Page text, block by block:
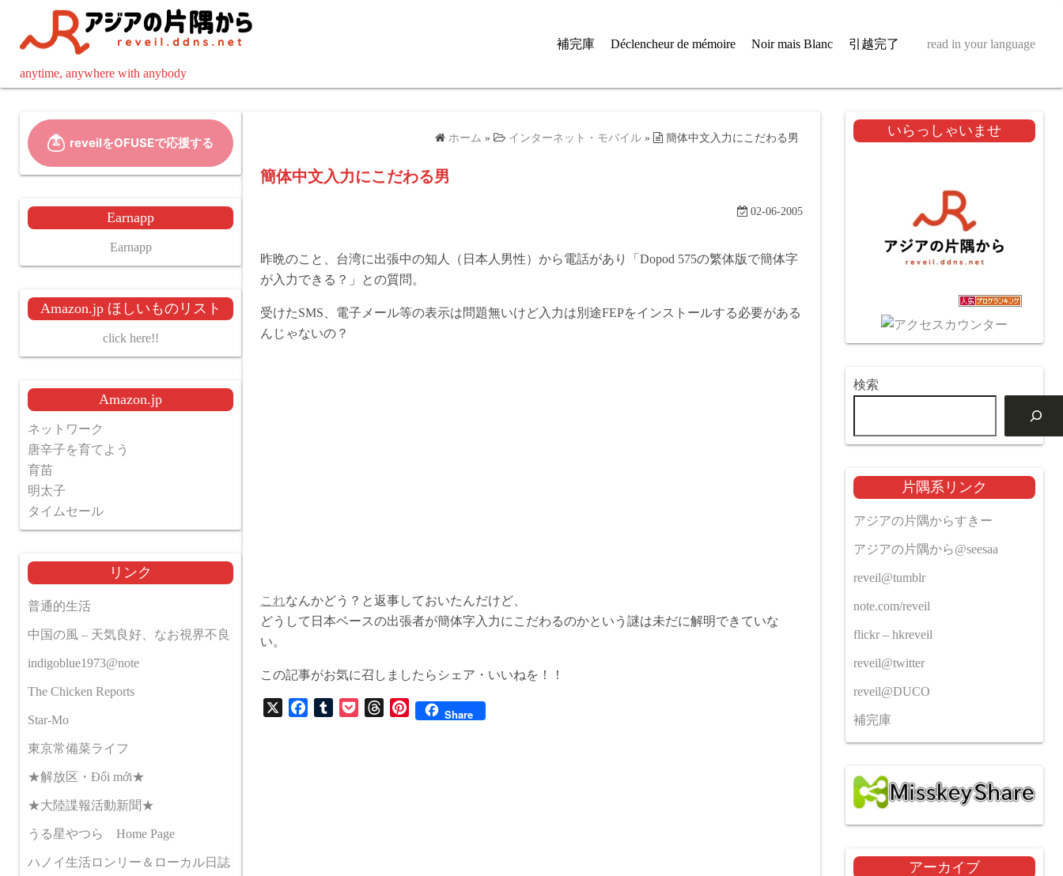
ツ
anytime, anywhere with anybody
補完庫 Déclencheur de mémoire Noir mais Blanc 引越完了 read in your language
ホーム » インターネット・モバイル » 簡体中文入力にこだわる男
簡体中文入力にこだわる男
02-06-2005
昨晩のこと、台湾に出張中の知人（日本人男性）から電話があり「Dopod 575の繁体版で簡体字
が入力できる？」との質問。
受けたSMS、電子メール等の表示は問題無いけど入力は別途FEPをインストールする必要がある
んじゃないの？
これなんかどう？と返事しておいたんだけど、
どうして日本ベースの出張者が簡体字入力にこだわるのかという謎は未だに解明できていな
い。
この記事がお気に召しましたらシェア・いいねを！！
X
P
Share
Earnapp
Earnapp
Amazon.jp ほしいものリスト
click here!!
Amazon.jp
ネットワーク
唐辛子を育てよう
育苗
明太子
タイムセール
リンク
普通的生活
中国の風 – 天気良好、なお視界不良
indigoblue1973@note
The Chicken Reports
Star-Mo
東京常備菜ライフ
★解放区・Đổi mới★
★大陸諜報活動新聞★
うる星やつら Home Page
ハノイ生活ロンリー＆ローカル日誌
いらっしゃいませ
検索
片隅系リンク
アジアの片隅からすきー
アジアの片隅から@seesaa
reveil@tumblr
note.com/reveil
flickr – hkreveil
reveil@twitter
reveil@DUCO
補完庫
アーカイブ